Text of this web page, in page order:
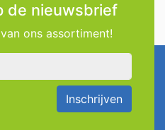
de nieuwsbrief
ons assortiment!
Inschrijven